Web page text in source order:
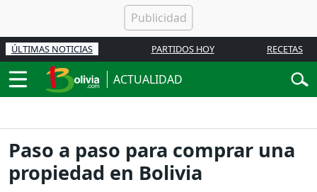
ÚLTIMAS NOTICIAS PARTIDOS HOY RECETAS
ACTUALIDAD
Paso a paso para comprar una
propiedad en Bolivia